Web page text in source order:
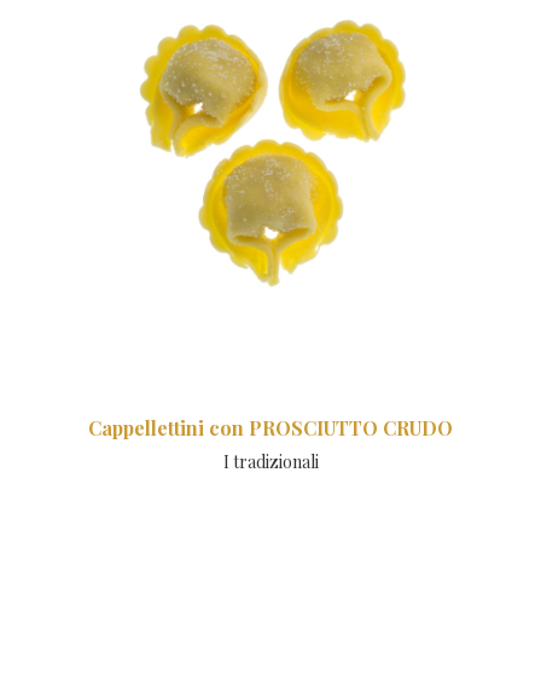
Cappellettini con PROSCIUTTO CRUDO
I tradizionali